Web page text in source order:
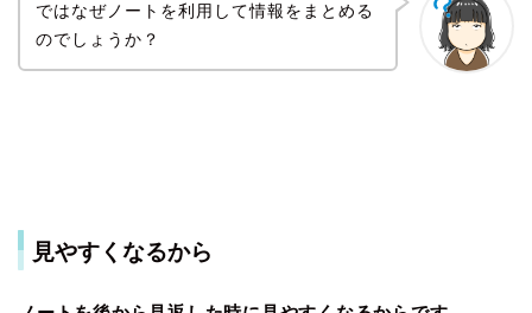
ではなぜノートを利用して情報をまとめる
のでしょうか？
見やすくなるから